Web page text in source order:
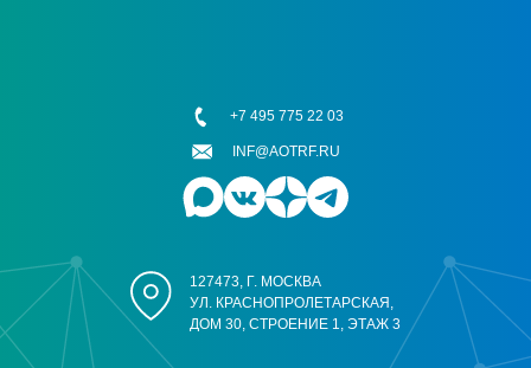
127473, Г. МОСКВА
УЛ. КРАСНОПРОЛЕТАРСКАЯ,
ДОМ 30, СТРОЕНИЕ 1, ЭТАЖ 3
+7 495 775 22 03
INF@AOTRF.RU